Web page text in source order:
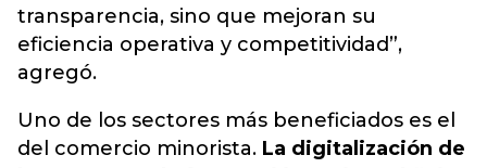
transparencia, sino que mejoran su
eficiencia operativa y competitividad”,
agregó.
Uno de los sectores más beneficiados es el
del comercio minorista. La digitalización de